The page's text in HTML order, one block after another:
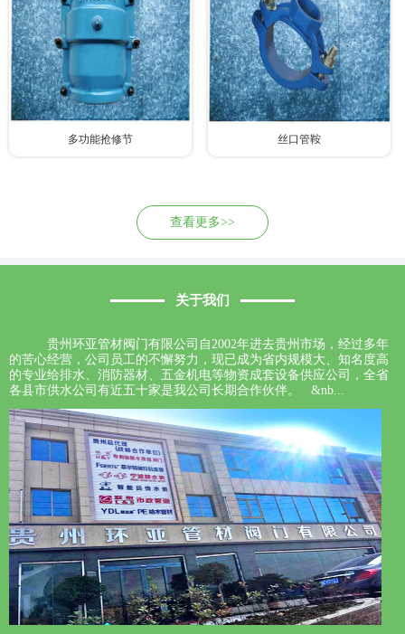
多功能抢修节 丝口管鞍
查看更多>>
关于我们
贵州环亚管材阀门有限公司自2002年进去贵州市场，经过多年
的苦心经营，公司员工的不懈努力，现已成为省内规模大、知名度高
的专业给排水、消防器材、五金机电等物资成套设备供应公司，全省
各县市供水公司有近五十家是我公司长期合作伙伴。 &nb...